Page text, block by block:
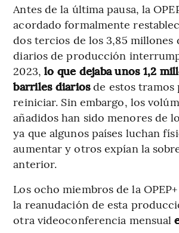
Antes de la última pausa, la
acordado formalmente
dos tercios de los 3,85 millones
diarios de producción
2023, lo que dejaba unos 1,2
barriles diariosde estos tramos
reiniciar. Sin embargo, los
añadidos han sido menores de
ya que algunos países luchan
aumentar y otros expían la
anterior.
Los ocho miembros de la
la reanudación de esta
otra videoconferencia mensual